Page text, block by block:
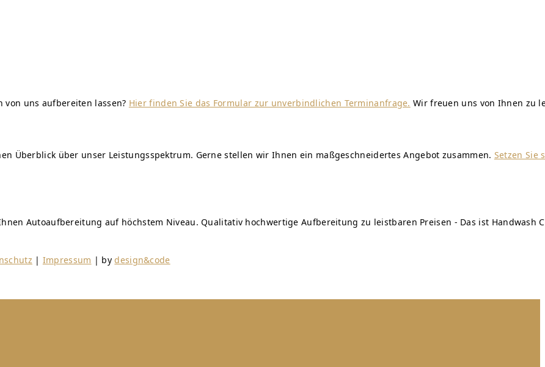
von uns aufbereiten lassen? Hier finden Sie das Formular zur unverbindlichen Terminanfrage. Wir freuen uns von Ihnen zu
Überblick über unser Leistungsspektrum. Gerne stellen wir Ihnen ein maßgeschneidertes Angebot zusammen. Setzen Sie
Autoaufbereitung auf höchstem Niveau. Qualitativ hochwertige Aufbereitung zu leistbaren Preisen - Das ist Handwash
| Impressum | bydesign&code